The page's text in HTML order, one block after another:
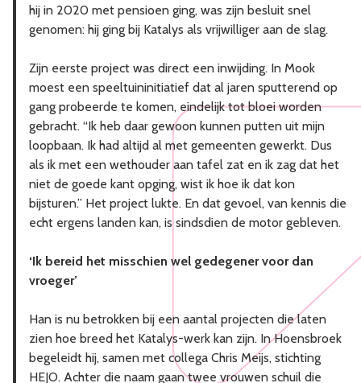
hij in 2020 met pensioen ging, was zijn besluit snel
genomen: hij ging bij Katalys als vrijwilliger aan de slag.
Zijn eerste project was direct een inwijding. In Mook
moest een speeltuininitiatief dat al jaren sputterend op
gang probeerde te komen, eindelijk tot bloei worden
gebracht. “Ik heb daar gewoon kunnen putten uit mijn
loopbaan. Ik had altijd al met gemeenten gewerkt. Dus
als ik met een wethouder aan tafel zat en ik zag dat het
niet de goede kant opging, wist ik hoe ik dat kon
bijsturen.” Het project lukte. En dat gevoel, van kennis die
echt ergens landen kan, is sindsdien de motor gebleven.
‘Ik bereid het misschien wel gedegener voor dan
vroeger’
Han is nu betrokken bij een aantal projecten die laten
zien hoe breed het Katalys-werk kan zijn. In Hoensbroek
begeleidt hij, samen met collega Chris Meijs, stichting
HEJO. Achter die naam gaan twee vrouwen schuil die